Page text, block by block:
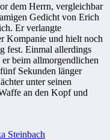
dem Herrn, vergleichbar
Gedicht von Erich
Er verlangte
Kompanie und hielt noch
fest. Einmal allerdings
beim allmorgendlichen
Sekunden länger
unter seinen
an den Kopf und
Steinbach